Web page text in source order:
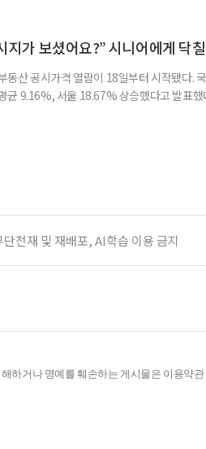
는 뜻으로 읽힌다. 지난 1일 미국의 은퇴보장
지가 보셨어요?” 시니어에게 닥
동산 공시가격 열람이 18일부터 시작됐다.
균 9.16%, 서울 18.67% 상승했다고 발표
전재 및 재배포, AI학습 이용 금지